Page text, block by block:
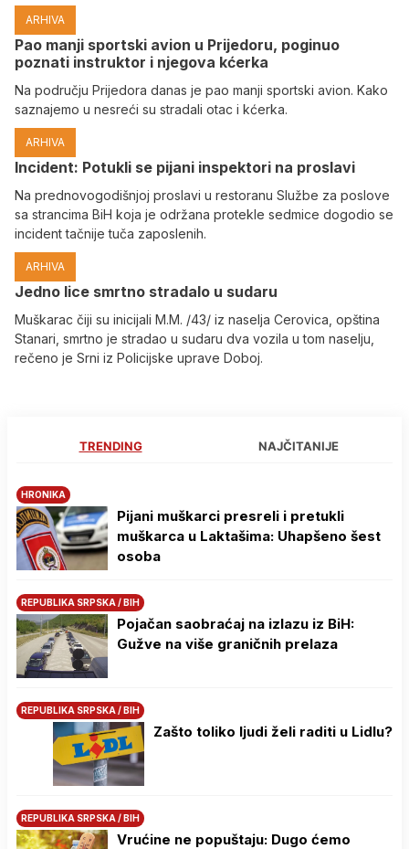
ARHIVA
Pao manji sportski avion u Prijedoru, poginuo
poznati instruktor i njegova kćerka
Na području Prijedora danas je pao manji sportski avion. Kako
saznajemo u nesreći su stradali otac i kćerka.
ARHIVA
Incident: Potukli se pijani inspektori na proslavi
Na prednovogodišnjoj proslavi u restoranu Službe za poslove
sa strancima BiH koja je održana protekle sedmice dogodio se
incident tačnije tuča zaposlenih.
ARHIVA
Јedno lice smrtno stradalo u sudaru
Muškarac čiji su inicijali M.M. /43/ iz naselja Cerovica, opština
Stanari, smrtno je stradao u sudaru dva vozila u tom naselju,
rečeno je Srni iz Policijske uprave Doboj.
TRENDING NAJČITANIJE
HRONIKA
Pijani muškarci presreli i pretukli
muškarca u Laktašima: Uhapšeno šest
osoba
REPUBLIKA SRPSKA / BIH
Pojačan saobraćaj na izlazu iz BiH:
Gužve na više graničnih prelaza
REPUBLIKA SRPSKA / BIH
Zašto toliko ljudi želi raditi u Lidlu?
REPUBLIKA SRPSKA / BIH
Vrućine ne popuštaju: Dugo ćemo